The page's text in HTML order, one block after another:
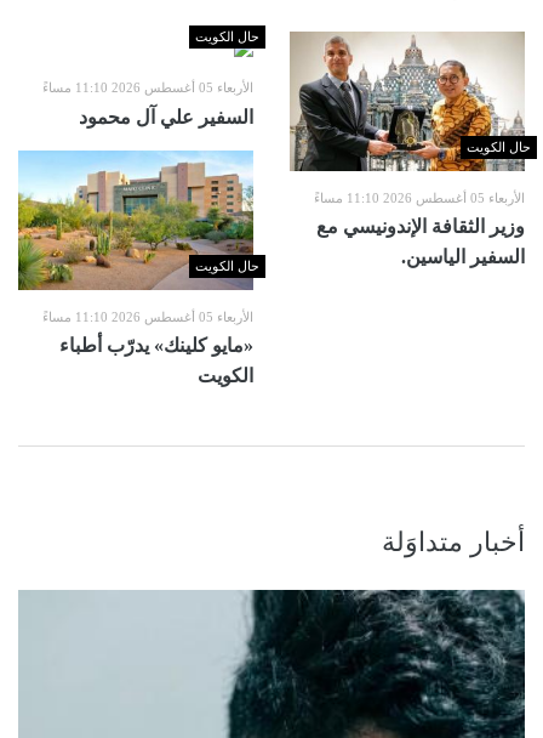
حال الكويت
الأربعاء 05 أغسطس 2026 11:10 مساءً
وزير الثقافة الإندونيسي مع
السفير الياسين.
حال الكويت
الأربعاء 05 أغسطس 2026 11:10 مساءً
السفير علي آل محمود
حال الكويت
الأربعاء 05 أغسطس 2026 11:10 مساءً
«مايو كلينك» يدرّب أطباء
الكويت
أخبار متداوَلة